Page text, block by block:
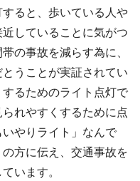
ると、歩いている人や
していることに気がつ
の事故を減らす為に、
うことが実証されてい
るためのライト点灯で
れやすくするために点
やりライト」なんで
方に伝え、交通事故を
います。